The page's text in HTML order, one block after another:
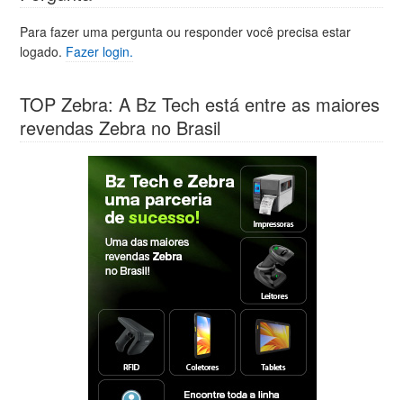
Para fazer uma pergunta ou responder você precisa estar
logado. Fazer login.
TOP Zebra: A Bz Tech está entre as maiores
revendas Zebra no Brasil